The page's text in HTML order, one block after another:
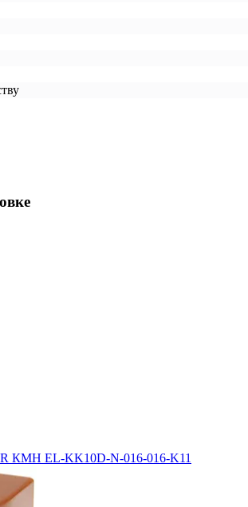
КМН EL-KK10D-N-016-016-K11